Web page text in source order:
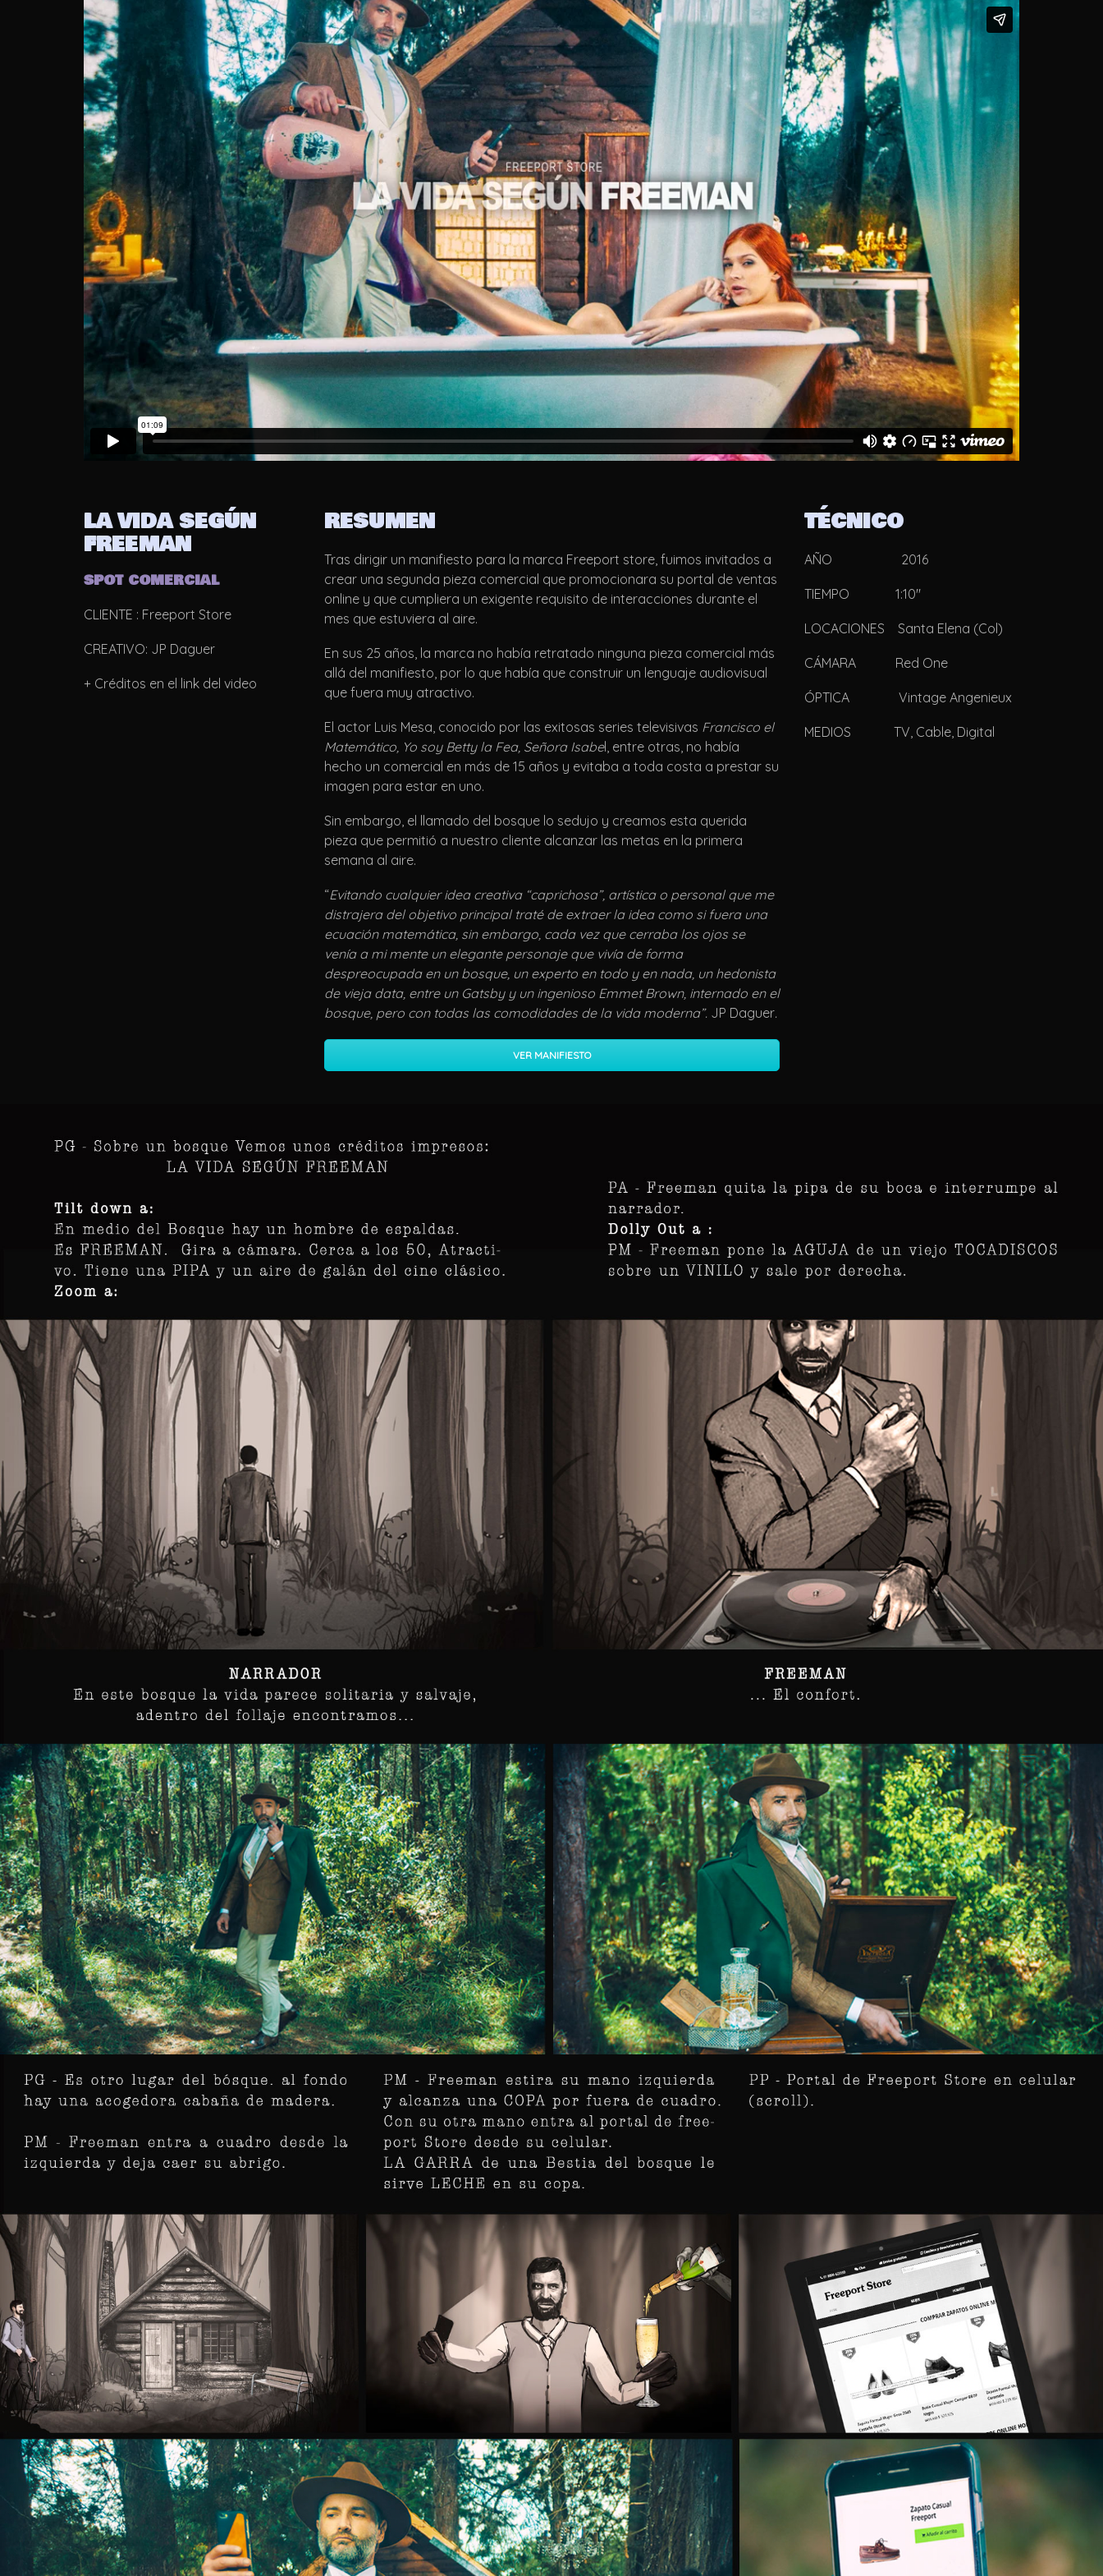
LA VIDA SEGÚN
FREEMAN
SPOT COMERCIAL
CLIENTE : Freeport Store
CREATIVO: JP Daguer
+ Créditos en el link del video
RESUMEN
Tras dirigir un manifiesto para la marca Freeport store, fuimos invitados a
crear una segunda pieza comercial que promocionara su portal de ventas
online y que cumpliera un exigente requisito de interacciones durante el
mes que estuviera al aire.
En sus 25 años, la marca no había retratado ninguna pieza comercial más
allá del manifiesto, por lo que había que construir un lenguaje audiovisual
que fuera muy atractivo.
El actor Luis Mesa, conocido por las exitosas series televisivas Francisco el
Matemático, Yo soy Betty la Fea, Señora Isabel, entre otras, no había
hecho un comercial en más de 15 años y evitaba a toda costa a prestar su
imagen para estar en uno.
Sin embargo, el llamado del bosque lo sedujo y creamos esta querida
pieza que permitió a nuestro cliente alcanzar las metas en la primera
semana al aire.
“Evitando cualquier idea creativa “caprichosa”, artística o personal que me
distrajera del objetivo principal traté de extraer la idea como si fuera una
ecuación matemática, sin embargo, cada vez que cerraba los ojos se
venía a mi mente un elegante personaje que vivía de forma
despreocupada en un bosque, un experto en todo y en nada, un hedonista
de vieja data, entre un Gatsby y un ingenioso Emmet Brown, internado en el
bosque, pero con todas las comodidades de la vida moderna”. JP Daguer.
VER MANIFIESTO
TÉCNICO
AÑO 2016
TIEMPO 1:10″
LOCACIONES Santa Elena (Col)
CÁMARA Red One
ÓPTICA Vintage Angenieux
MEDIOS TV, Cable, Digital